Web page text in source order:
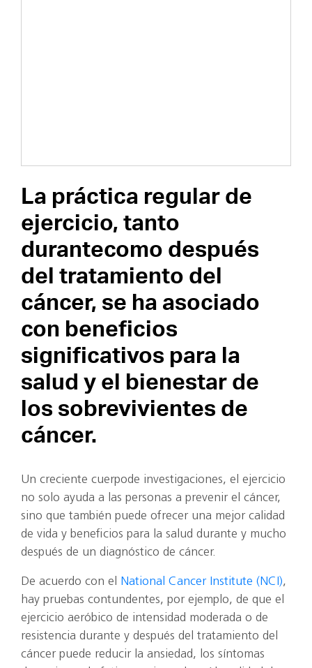
La práctica regular de
ejercicio, tanto
durantecomo después
del tratamiento del
cáncer, se ha asociado
con beneficios
significativos para la
salud y el bienestar de
los sobrevivientes de
cáncer.
Un creciente cuerpode investigaciones, el ejercicio
no solo ayuda a las personas a prevenir el cáncer,
sino que también puede ofrecer una mejor calidad
de vida y beneficios para la salud durante y mucho
después de un diagnóstico de cáncer.
De acuerdo con el National Cancer Institute (NCI),
hay pruebas contundentes, por ejemplo, de que el
ejercicio aeróbico de intensidad moderada o de
resistencia durante y después del tratamiento del
cáncer puede reducir la ansiedad, los síntomas